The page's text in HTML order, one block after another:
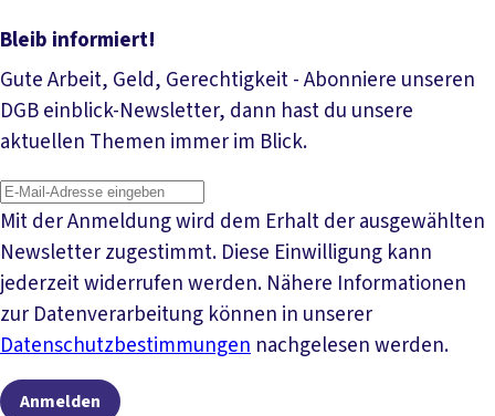
Bleib informiert!
Gute Arbeit, Geld, Gerechtigkeit - Abonniere unseren
DGB einblick-Newsletter, dann hast du unsere
aktuellen Themen immer im Blick.
Mit der Anmeldung wird dem Erhalt der ausgewählten
Newsletter zugestimmt. Diese Einwilligung kann
jederzeit widerrufen werden. Nähere Informationen
zur Datenverarbeitung können in unserer
Datenschutzbestimmungen nachgelesen werden.
Anmelden